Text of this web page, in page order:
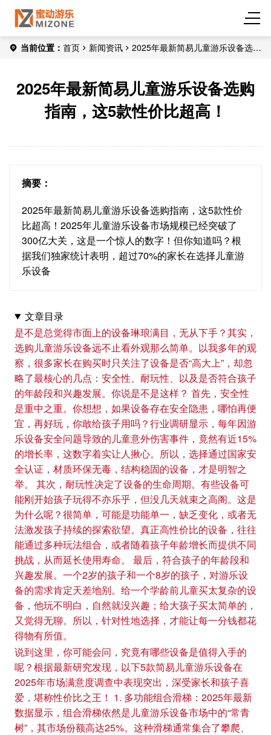
当前位置： 首页 新闻资讯
2025年最新简易儿童游乐设备选购
2025年最新简易儿童游乐设备选购
指南，这5款性价比超高！
摘要：
2025年最新简易儿童游乐设备选购指南，这5款性价
比超高！2025年儿童游乐设备市场规模已经突破了
300亿大关，这是一个惊人的数字！但你知道吗？根
据我们独家统计表明，超过70%的家长在选择儿童游
乐设备
文章目录
是不是总觉得市面上的设备琳琅满目，无从下手？其实，
选购儿童游乐设备远不止看外观那么简单。以我多年的观
察，很多家长在购买时只关注了设备是否“高大上”，却忽
略了最核心的几点：安全性、耐玩性、以及是否符合孩子
的年龄段和兴趣发展。你说是不是这样？ 首先，安全性
是重中之重。你想想，如果设备存在安全隐患，哪怕再便
宜，再好玩，你敢给孩子用吗？行业调研显示，每年因游
乐设备安全问题导致的儿童意外伤害事件，竟然有近15%
的增长率，这数字着实让人揪心。所以，选择通过国家安
全认证，材质环保无毒，结构稳固的设备，才是明智之
举。 其次，耐玩性决定了设备的生命周期。有些设备可
能刚开始孩子玩得不亦乐乎，但没几天就束之高阁。这是
为什么呢？很简单，可能是功能单一，缺乏变化，或者无
法激发孩子持续的探索欲望。真正高性价比的设备，往往
能通过多种玩法组合，或者随着孩子年龄增长而提供不同
挑战，从而延长使用寿命。 最后，符合孩子的年龄段和
兴趣发展。一个2岁的孩子和一个8岁的孩子，对游乐设
备的需求肯定天差地别。给一个学龄前儿童买太复杂的设
备，他玩不明白，自然就没兴趣；给大孩子买太简单的，
又觉得无聊。所以，针对性地选择，才能让每一分钱都花
得物有所值。
说到这里，你可能会问，究竟有哪些设备是值得入手的
呢？根据最新研究发现，以下5款简易儿童游乐设备在
2025年市场满意度调查中表现突出，深受家长和孩子喜
爱，堪称性价比之王！ 1. 多功能组合滑梯：2025年最新
数据显示，组合滑梯依然是儿童游乐设备市场中的“常青
树”，其市场份额高达25%。这种滑梯通常集合了攀爬、